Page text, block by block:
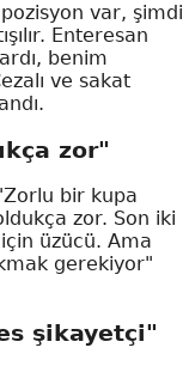
var, şimdi
Enteresan
benim
ve sakat
zor"
bir kupa
zor. Son iki
üzücü. Ama
gerekiyor"
şikayetçi"